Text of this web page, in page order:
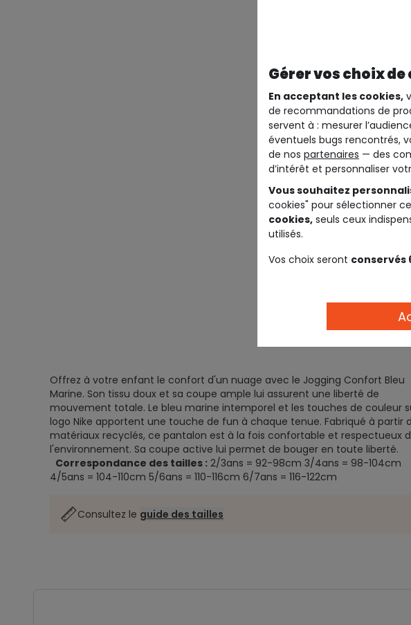
Offrez à votre enfant le confort d'un nuage avec le Jogging Confort Bleu
Marine. Son tissu doux et sa coupe ample lui assurent une liberté de
mouvement totale. Le bleu marine intemporel et les touches de couleur
logo Nike apportent une touche de fun à chaque tenue. Fabriqué à partir
matériaux recyclés, ce pantalon est à la fois confortable et respectueux
l'environnement. Sa coupe active lui permet de bouger en toute liberté.
Correspondance des tailles : 2/3ans = 92-98cm 3/4ans = 98-104cm
4/5ans = 104-110cm 5/6ans = 110-116cm 6/7ans = 116-122cm
Consultez le guide des tailles
Gérer vos choix
En acceptant les cookies,
de recommandations de
servent à : mesurer
éventuels bugs rencontrés,
de nos partenaires — des
d’intérêt et personnaliser
Vous souhaitez
cookies" pour sélectionner
cookies, seuls ceux
utilisés.
Vos choix seront conservés